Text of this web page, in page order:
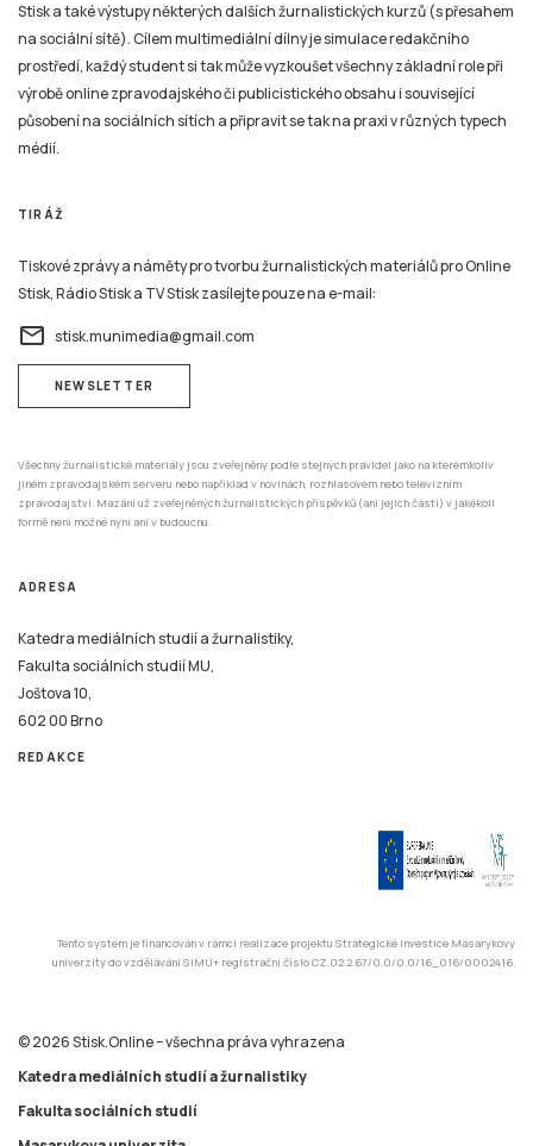
Stisk a také výstupy některých dalších žurnalistických kurzů (s přesahem
na sociální sítě). Cílem multimediální dílny je simulace redakčního
prostředí, každý student si tak může vyzkoušet všechny základní role při
výrobě online zpravodajského či publicistického obsahu i související
působení na sociálních sítích a připravit se tak na praxi v různých typech
médií.
TIRÁŽ
Tiskové zprávy a náměty pro tvorbu žurnalistických materiálů pro Online
Stisk, Rádio Stisk a TV Stisk zasílejte pouze na e-mail:
email stisk.munimedia@gmail.com
NEWSLETTER
Všechny žurnalistické materiály jsou zveřejněny podle stejných pravidel jako na kterémkoliv
jiném zpravodajském serveru nebo například v novinách, rozhlasovém nebo televizním
zpravodajství. Mazání už zveřejněných žurnalistických příspěvků (ani jejich částí) v jakékoli
formě není možné nyní ani v budoucnu.
ADRESA
Katedra mediálních studií a žurnalistiky,
Fakulta sociálních studií MU,
Joštova 10,
602 00 Brno
REDAKCE
Tento systém je financován v rámci realizace projektu Strategické investice Masarykovy
univerzity do vzdělávání SIMU+ registrační číslo CZ.02.2.67/0.0/0.0/16_016/0002416.
© 2026 Stisk.Online – všechna práva vyhrazena
Katedra mediálních studií a žurnalistiky
Fakulta sociálních studií